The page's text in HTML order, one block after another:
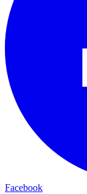
Facebook